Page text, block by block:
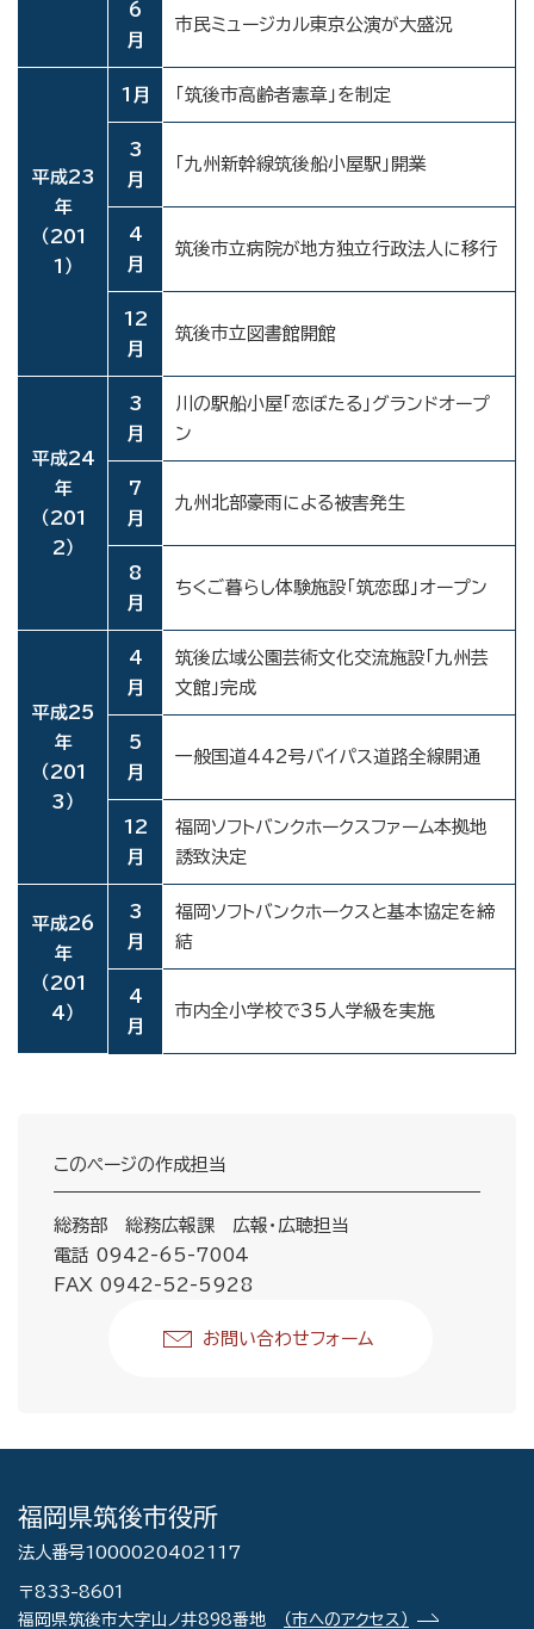
6
月
市民ミュージカル東京公演が大盛況
平成23
年
（201
1）
1月 「筑後市高齢者憲章」を制定
3
月
「九州新幹線筑後船小屋駅」開業
4
月
筑後市立病院が地方独立行政法人に移行
12
月
筑後市立図書館開館
平成24
年
（201
2）
3
月
川の駅船小屋「恋ぼたる」グランドオープ
ン
7
月
九州北部豪雨による被害発生
8
月
ちくご暮らし体験施設「筑恋邸」オープン
平成25
年
（201
3）
4
月
筑後広域公園芸術文化交流施設「九州芸
文館」完成
5
月
一般国道442号バイパス道路全線開通
12
月
福岡ソフトバンクホークスファーム本拠地
誘致決定
平成26
年
（201
4）
3
月
福岡ソフトバンクホークスと基本協定を締
結
4
月
市内全小学校で35人学級を実施
このページの作成担当
総務部 総務広報課 広報・広聴担当
電話 0942-65-7004
FAX 0942-52-5928
お問い合わせフォーム
福岡県筑後市役所
法人番号1000020402117
〒833-8601
福岡県筑後市大字山ノ井898番地
（市へのアクセス）